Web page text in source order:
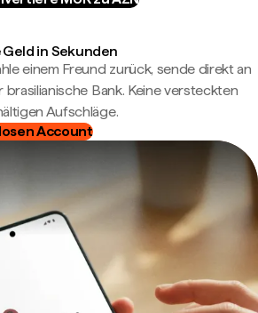
in Sekunden
einem Freund zurück, sende direkt an
brasilianische Bank. Keine versteckten
Aufschläge.
Account